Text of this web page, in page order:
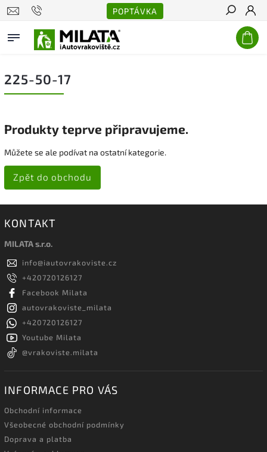
POPTÁVKA
Hledat
225-50-17
Produkty teprve připravujeme.
Můžete se ale podívat na ostatní kategorie.
Zpět do obchodu
KONTAKT
MILATA s.r.o.
info@iautovrakoviste.cz
+420720126127
Facebook Milata
autovrakoviste_milata
+420720126127
Youtube Milata
@vrakoviste.milata
INFORMACE PRO VÁS
Obchodní informace
Všeobecné obchodní podmínky
Doprava a platba